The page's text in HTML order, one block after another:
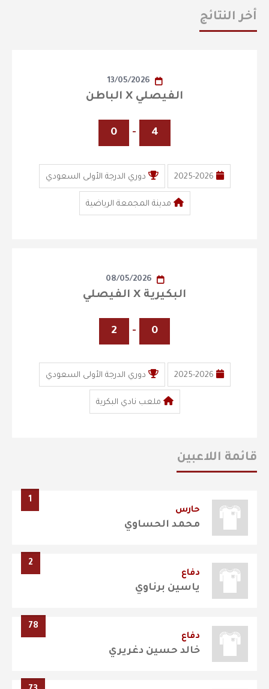
أخر النتائج
13/05/2026
الفيصلي X الباطن
4
-
0
2025-2026 دوري الدرجة الأولى السعودي
مدينة المجمعة الرياضية
08/05/2026
البكيرية X الفيصلي
0
-
2
2025-2026 دوري الدرجة الأولى السعودي
ملعب نادي البكرية
قائمة اللاعبين
1
حارس
محمد الحساوي
2
دفاع
ياسين برناوي
78
دفاع
خالد حسين دغريري